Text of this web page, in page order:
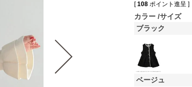
[ 108 ポイント進呈 ]
カラー サイズ
ブラック
ベージュ